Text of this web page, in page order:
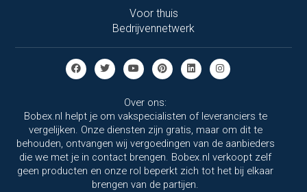
Voor thuis
Bedrijvennetwerk
Over ons:
Bobex.nl helpt je om vakspecialisten of leveranciers te
vergelijken. Onze diensten zijn gratis, maar om dit te
behouden, ontvangen wij vergoedingen van de aanbieders
die we met je in contact brengen. Bobex.nl verkoopt zelf
geen producten en onze rol beperkt zich tot het bij elkaar
brengen van de partijen.